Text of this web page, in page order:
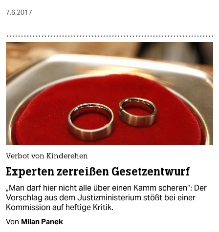
7.6.2017
Verbot von Kinderehen
Experten zerreißen Gesetzentwurf
„Man darf hier nicht alle über einen Kamm scheren“: Der
Vorschlag aus dem Justizministerium stößt bei einer
Kommission auf heftige Kritik.
Von Milan Panek